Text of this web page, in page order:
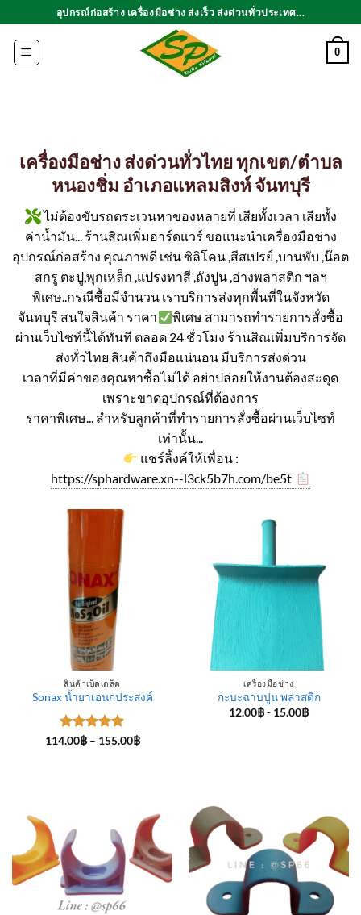
ไป
เนื้อหา
อุปกรณ์ก่อสร้าง เครื่องมือช่าง ส่งเร็ว ส่งด่วนทั่วประเทศ...
0
เครื่องมือช่าง ส่งด่วนทั่วไทย ทุกเขต/ตำบล
หนองชิ่ม อำเภอแหลมสิงห์ จันทบุรี
ไม่ต้องขับรถตระเวนหาของหลายที่ เสียทั้งเวลา เสียทั้ง
ค่าน้ำมัน... ร้านสิณเพิ่มฮาร์ดแวร์ ขอแนะนำเครื่องมือช่าง
อุปกรณ์ก่อสร้าง คุณภาพดี เช่น ซิลิโคน ,สีสเปรย์ ,บานพับ ,น๊อต
สกรู ตะปู,พุกเหล็ก ,แปรงทาสี ,ถังปูน ,อ่างพลาสติก ฯลฯ
พิเศษ..กรณีซื้อมีจำนวน เราบริการส่งทุกพื้นที่ในจังหวัด
จันทบุรี สนใจสินค้า ราคา
พิเศษ สามารถทำรายการสั่งซื้อ
ผ่านเว็บไซท์นี้ได้ทันที ตลอด 24 ชั่วโมง ร้านสิณเพิ่มบริการจัด
ส่งทั่วไทย สินค้าถึงมือแน่นอน มีบริการส่งด่วน
เวลาที่มีค่าของคุณหาซื้อไม่ได้ อย่าปล่อยให้งานต้องสะดุด
เพราะขาดอุปกรณ์ที่ต้องการ
ราคาพิเศษ... สำหรับลูกค้าที่ทำรายการสั่งซื้อผ่านเว็บไซท์
เท่านั้น...
แชร์ลิ้งค์ให้เพื่อน :
https://sphardware.xn--l3ck5b7h.com/be5t
สินค้าเบ็ดเตล็ด
Sonax น้ำยาเอนกประสงค์
ให้คะแนน
114.00฿ – 155.00฿Price
เครื่องมือช่าง
กะบะฉาบปูน พลาสติก
12.00฿- 15.00฿